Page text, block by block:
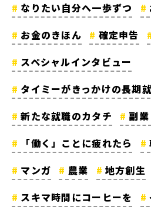
なりたい自分へ一歩ずつ
お金のきほん
確定申告
スペシャルインタビュー
タイミーがきっかけの長期
新たな就職のカタチ
副
「働く」ことに疲れたら
マンガ
農業
地方創生
スキマ時間にコーヒーを